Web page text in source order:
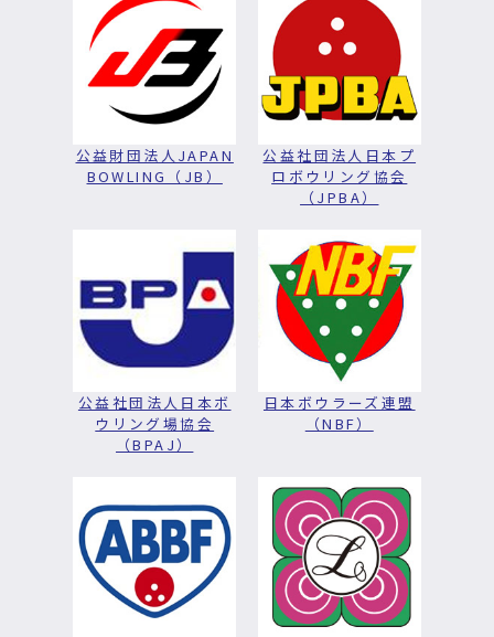
公益財団法人JAPAN
BOWLING（JB）
公益社団法人日本プ
ロボウリング協会
（JPBA）
公益社団法人日本ボ
ウリング場協会
（BPAJ）
日本ボウラーズ連盟
（NBF）